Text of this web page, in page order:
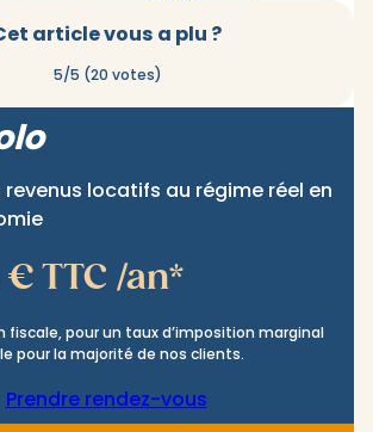
article vous a plu ?
5/5 (20 votes)
revenus locatifs au régime réel en
€ TTC /an*
fiscale, pour un taux d’imposition marginal
pour la majorité de nos clients.
Prendre rendez-vous